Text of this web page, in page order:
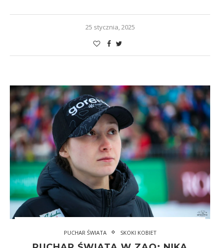
25 stycznia, 2025
PUCHAR ŚWIATA SKOKI KOBIET